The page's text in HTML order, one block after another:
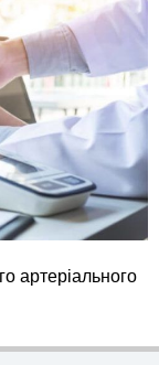
артеріального